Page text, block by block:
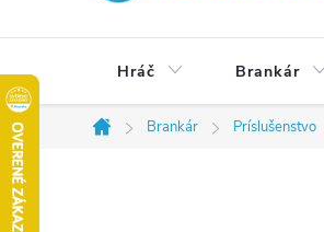
Hráč Brankár
Domov
Brankár Príslušenstvo